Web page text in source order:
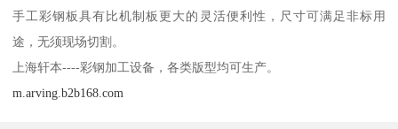
手工彩钢板具有比机制板更大的灵活便利性，尺寸可满足非标用
途，无须现场切割。
上海轩本----彩钢加工设备，各类版型均可生产。
m.arving.b2b168.com